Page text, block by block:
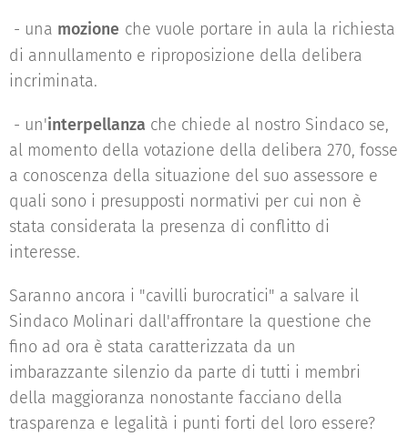
- una mozione che vuole portare in aula la richiesta
di annullamento e riproposizione della delibera
incriminata.
- un'interpellanza che chiede al nostro Sindaco se,
al momento della votazione della delibera 270, fosse
a conoscenza della situazione del suo assessore e
quali sono i presupposti normativi per cui non è
stata considerata la presenza di conflitto di
interesse.
Saranno ancora i "cavilli burocratici" a salvare il
Sindaco Molinari dall'affrontare la questione che
fino ad ora è stata caratterizzata da un
imbarazzante silenzio da parte di tutti i membri
della maggioranza nonostante facciano della
trasparenza e legalità i punti forti del loro essere?